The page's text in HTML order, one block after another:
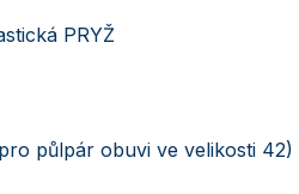
PRYŽ
půlpár obuvi ve velikosti 42)